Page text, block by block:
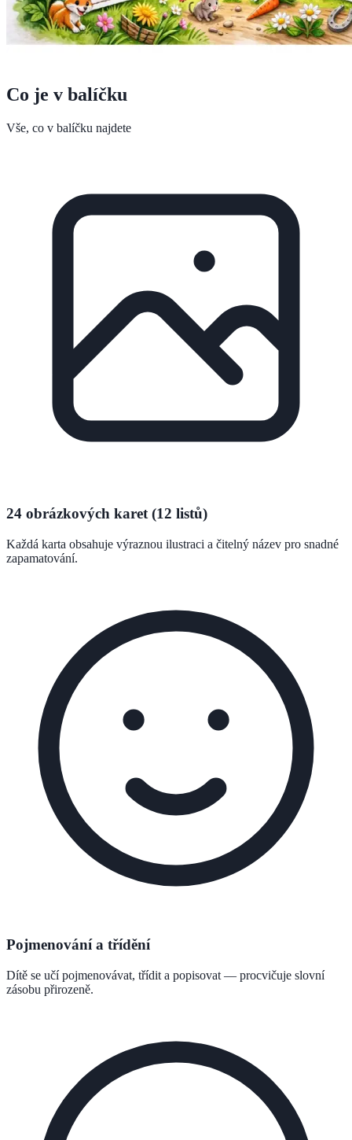
Co je v balíčku
Vše, co v balíčku najdete
24 obrázkových karet (12 listů)
Každá karta obsahuje výraznou ilustraci a čitelný název pro snadné
zapamatování.
Pojmenování a třídění
Dítě se učí pojmenovávat, třídit a popisovat — procvičuje slovní
zásobu přirozeně.